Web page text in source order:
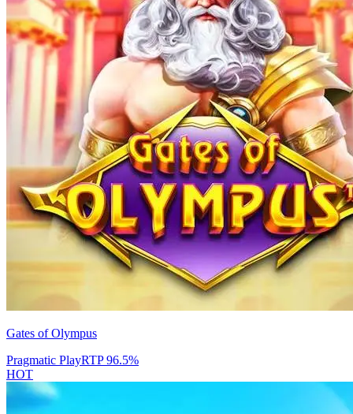
Gates of Olympus
Pragmatic PlayRTP96.5%
HOT